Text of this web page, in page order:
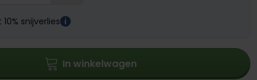
snijverlies i
In winkelwagen